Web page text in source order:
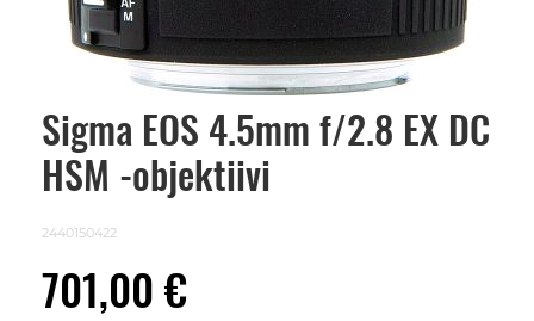
Sigma EOS 4.5mm f/2.8 EX DC
HSM -objektiivi
2440150422
701,00 €
Skip
beginning
images